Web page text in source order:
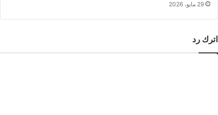
29 مايو، 2026
اترك رد